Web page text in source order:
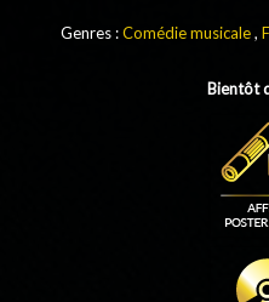
Genres :Comédie musicale,
Bientôt